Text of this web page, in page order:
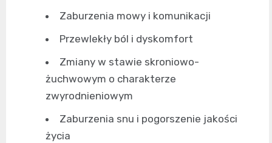
Zaburzenia mowy i komunikacji
Przewlekły ból i dyskomfort
Zmiany w stawie skroniowo-
żuchwowym o charakterze
zwyrodnieniowym
Zaburzenia snu i pogorszenie jakości
życia